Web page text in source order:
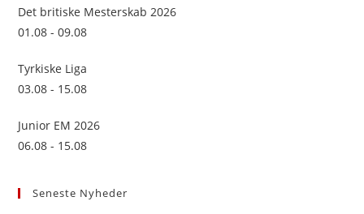
Det britiske Mesterskab 2026
01.08 - 09.08
Tyrkiske Liga
03.08 - 15.08
Junior EM 2026
06.08 - 15.08
Seneste Nyheder